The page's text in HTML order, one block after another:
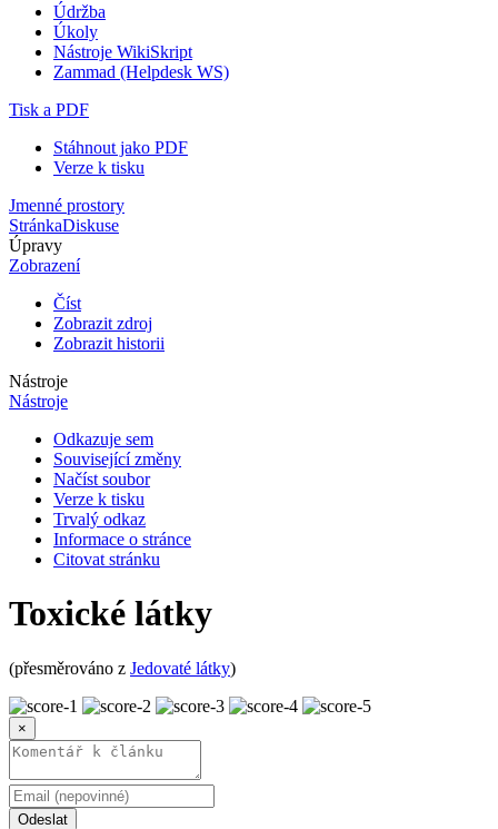
Údržba
Úkoly
Nástroje WikiSkript
Zammad (Helpdesk WS)
Tisk a PDF
Stáhnout jako PDF
Verze k tisku
Jmenné prostory
StránkaDiskuse
Úpravy
Zobrazení
Číst
Zobrazit zdroj
Zobrazit historii
Nástroje
Nástroje
Odkazuje sem
Související změny
Načíst soubor
Verze k tisku
Trvalý odkaz
Informace o stránce
Citovat stránku
Toxické látky
(přesměrováno z Jedovaté látky)
×
Odeslat